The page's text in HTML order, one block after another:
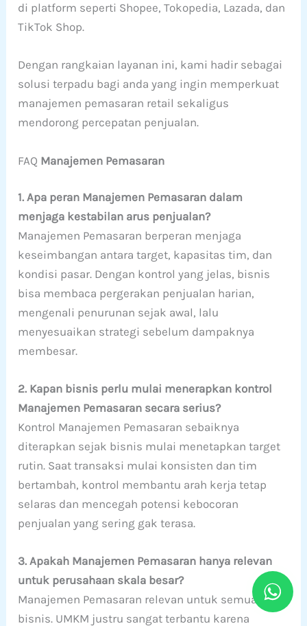
di platform seperti Shopee, Tokopedia, Lazada, dan
TikTok Shop.
Dengan rangkaian layanan ini, kami hadir sebagai
solusi terpadu bagi anda yang ingin memperkuat
manajemen pemasaran retail sekaligus
mendorong percepatan penjualan.
FAQ Manajemen Pemasaran
1. Apa peran Manajemen Pemasaran dalam
menjaga kestabilan arus penjualan?
Manajemen Pemasaran berperan menjaga
keseimbangan antara target, kapasitas tim, dan
kondisi pasar. Dengan kontrol yang jelas, bisnis
bisa membaca pergerakan penjualan harian,
mengenali penurunan sejak awal, lalu
menyesuaikan strategi sebelum dampaknya
membesar.
2. Kapan bisnis perlu mulai menerapkan kontrol
Manajemen Pemasaran secara serius?
Kontrol Manajemen Pemasaran sebaiknya
diterapkan sejak bisnis mulai menetapkan target
rutin. Saat transaksi mulai konsisten dan tim
bertambah, kontrol membantu arah kerja tetap
selaras dan mencegah potensi kebocoran
penjualan yang sering gak terasa.
3. Apakah Manajemen Pemasaran hanya relevan
untuk perusahaan skala besar?
Manajemen Pemasaran relevan untuk semua skala
bisnis. UMKM justru sangat terbantu karena